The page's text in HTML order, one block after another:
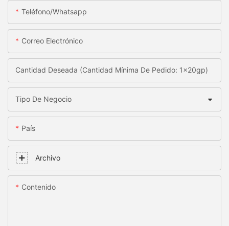
Teléfono/whatsapp
Correo Electrónico
Cantidad Deseada (Cantidad Mínima De Pedido: 1x20gp)
Tipo De Negocio
País
Archivo
Contenido